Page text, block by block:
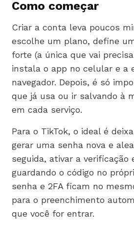
Como começar
Criar a conta leva poucos
escolhe um plano, define
forte (a única que vai
instala o app no celular e a
navegador. Depois, é só
que já usa ou ir salvando à
em cada serviço.
Para o TikTok, o ideal é
gerar uma senha nova e
seguida, ativar a verificação
guardando o código no
senha e 2FA ficam no
para o preenchimento
que você for entrar.